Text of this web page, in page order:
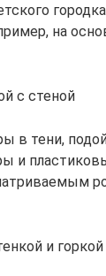
на
с стеной
в тени,
и горкой